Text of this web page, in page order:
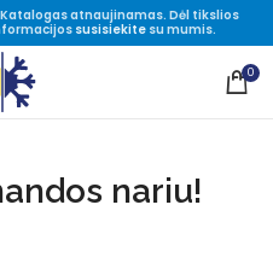
Katalogas atnaujinamas. Dėl tikslios
susisiekitesu mumis.
0
nariu!